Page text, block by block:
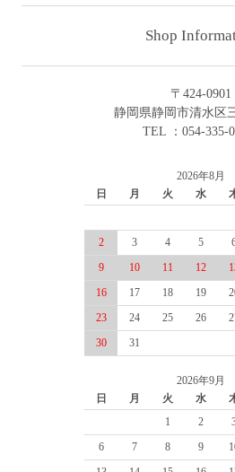
Shop
〒424-0901
静岡県静岡市清水区
TEL ：054-335-
2026年8月
日
月 火 水
2
3 4 5
9
10 11 12
16
17 18 19
23
24 25 26
30
31
2026年9月
日
月 火 水
1
2
6
7 8 9